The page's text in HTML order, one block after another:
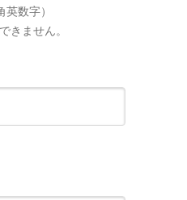
数字）
きません。